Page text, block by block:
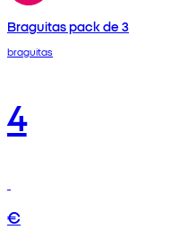
Braguitas pack de 3
braguitas
4
€